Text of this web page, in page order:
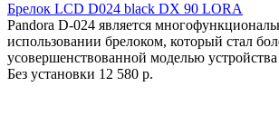
Брелок LCD D024 black DX 90 LORA
Pandora D-024 является
использовании брелоком, который стал
усовершенствованной моделью
Без установки 12 580 р.